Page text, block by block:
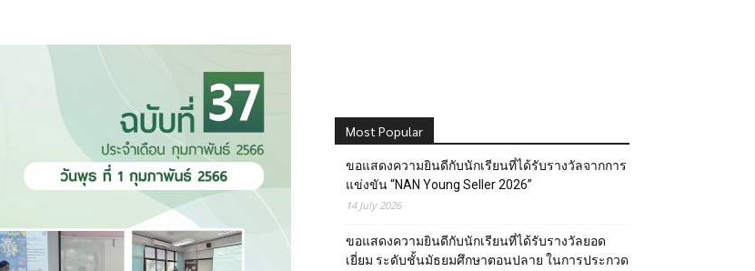
Most Popular
ขอแสดงความยินดีกับนักเรียนที่ได้รับรางวัลจากการ
แข่งขัน “NAN Young Seller 2026”
14 July 2026
ขอแสดงความยินดีกับนักเรียนที่ได้รับรางวัลยอด
เยี่ยม ระดับชั้นมัธยมศึกษาตอนปลาย ในการประกวด